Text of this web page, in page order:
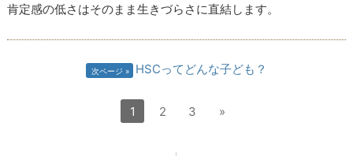
肯定感の低さはそのまま生きづらさに直結します。
次ページ HSCってどんな子ども？
1 2 3 »